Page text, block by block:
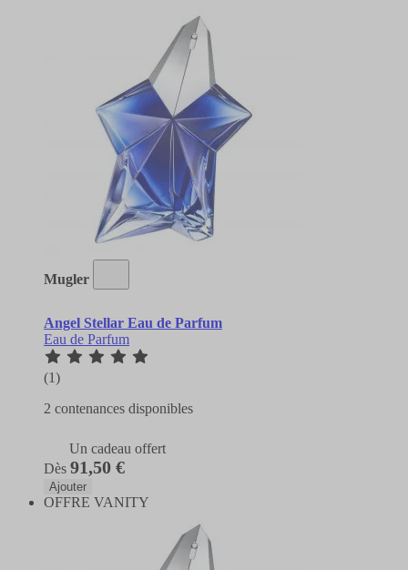
Mugler
Angel Stellar Eau de Parfum
Eau de Parfum
(1)
2 contenances disponibles
Un cadeau offert
Dès 91,50 €
Ajouter
OFFRE VANITY